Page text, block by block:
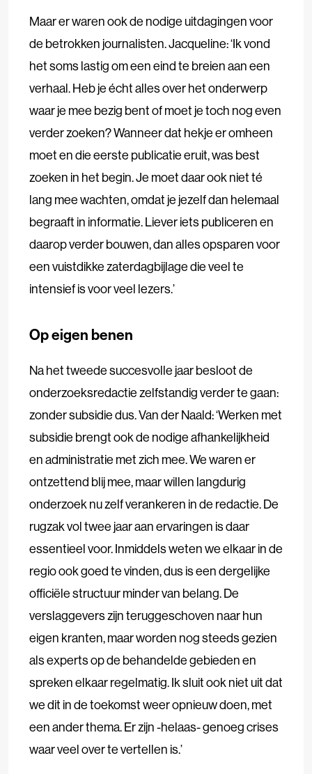
Maar er waren ook de nodige uitdagingen voor
de betrokken journalisten. Jacqueline: ‘Ik vond
het soms lastig om een eind te breien aan een
verhaal. Heb je écht alles over het onderwerp
waar je mee bezig bent of moet je toch nog even
verder zoeken? Wanneer dat hekje er omheen
moet en die eerste publicatie eruit, was best
zoeken in het begin. Je moet daar ook niet té
lang mee wachten, omdat je jezelf dan helemaal
begraaft in informatie. Liever iets publiceren en
daarop verder bouwen, dan alles opsparen voor
een vuistdikke zaterdagbijlage die veel te
intensief is voor veel lezers.’
Op eigen benen
Na het tweede succesvolle jaar besloot de
onderzoeksredactie zelfstandig verder te gaan:
zonder subsidie dus. Van der Naald: ‘Werken met
subsidie brengt ook de nodige afhankelijkheid
en administratie met zich mee. We waren er
ontzettend blij mee, maar willen langdurig
onderzoek nu zelf verankeren in de redactie. De
rugzak vol twee jaar aan ervaringen is daar
essentieel voor. Inmiddels weten we elkaar in de
regio ook goed te vinden, dus is een dergelijke
officiële structuur minder van belang. De
verslaggevers zijn teruggeschoven naar hun
eigen kranten, maar worden nog steeds gezien
als experts op de behandelde gebieden en
spreken elkaar regelmatig. Ik sluit ook niet uit dat
we dit in de toekomst weer opnieuw doen, met
een ander thema. Er zijn -helaas- genoeg crises
waar veel over te vertellen is.’